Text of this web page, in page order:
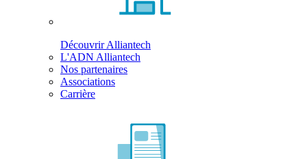
Découvrir Alliantech
L'ADN Alliantech
Nos partenaires
Associations
Carrière